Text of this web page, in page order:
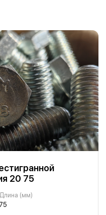
20 75
Длина (мм)
75